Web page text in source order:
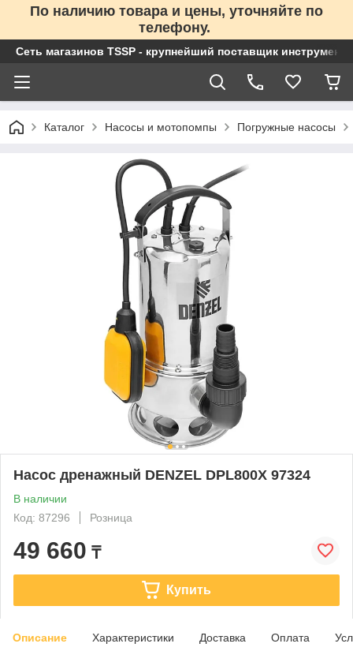
По наличию товара и цены, уточняйте по
телефону.
Сеть магазинов TSSP - крупнейший поставщик
Каталог Насосы и мотопомпы Погружные насосы
Насос дренажный DENZEL DPL800X 97324
В наличии
Код: 87296
Розница
49 660 ₸
Купить
Описание Характеристики Доставка Оплата